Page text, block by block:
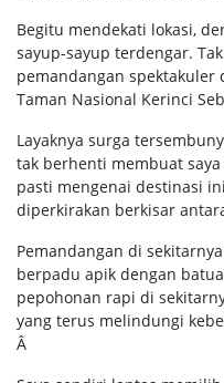
Begitu mendekati lokasi,
sayup-sayup terdengar.
pemandangan
Taman Nasional Kerinci
Layaknya surga
tak berhenti membuat
pasti mengenai destinasi
diperkirakan berkisar
Pemandangan di
berpadu apik dengan
pepohonan rapi di
yang terus melindungi
Â